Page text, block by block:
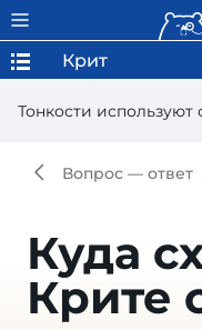
Тонкости используют
Крит
Вопрос — ответ
Куда
Крите